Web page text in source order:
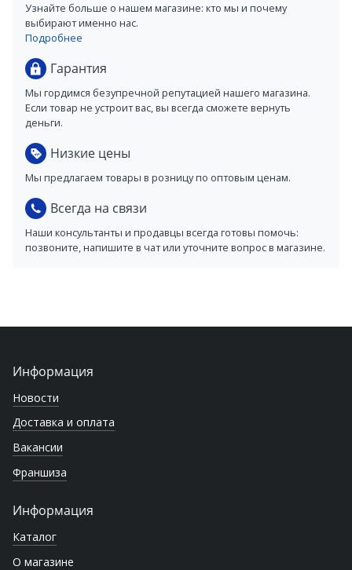
Узнайте больше о нашем магазине: кто мы и почему
выбирают именно нас.
Подробнее
Гарантия
Мы гордимся безупречной репутацией нашего магазина.
Если товар не устроит вас, вы всегда сможете вернуть
деньги.
Низкие цены
Мы предлагаем товары в розницу по оптовым ценам.
Всегда на связи
Наши консультанты и продавцы всегда готовы помочь:
позвоните, напишите в чат или уточните вопрос в магазине.
Информация
Новости
Доставка и оплата
Вакансии
Франшиза
Информация
Каталог
О магазине